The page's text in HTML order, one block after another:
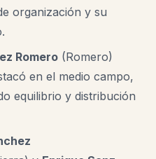
organización y su
Romero (Romero)
en el medio campo,
equilibrio y distribución